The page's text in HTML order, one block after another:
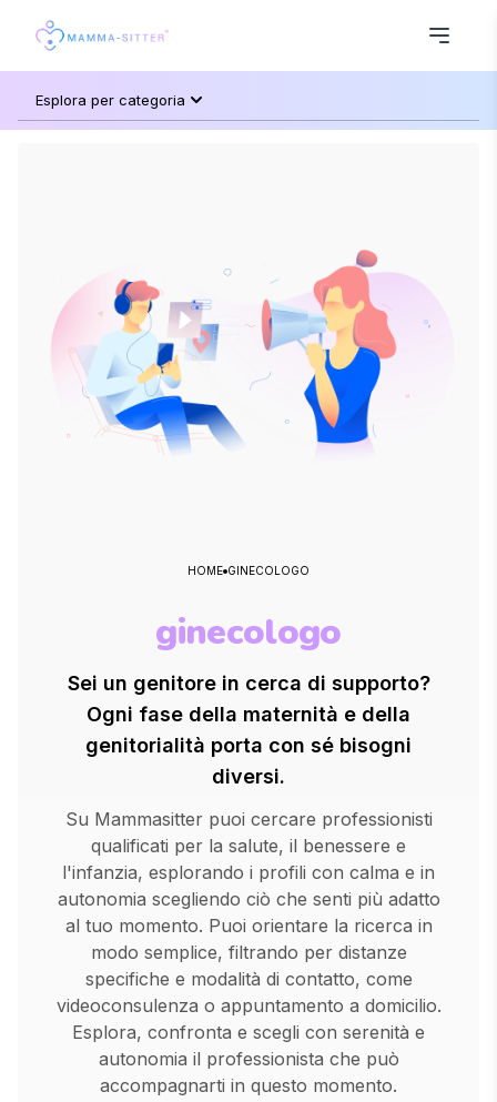
Esplora per categoria
HOME GINECOLOGO
ginecologo
Sei un genitore in cerca di supporto?
Ogni fase della maternità e della
genitorialità porta con sé bisogni
diversi.
Su Mammasitter puoi cercare professionisti
qualificati per la salute, il benessere e
l'infanzia, esplorando i profili con calma e in
autonomia scegliendo ciò che senti più adatto
al tuo momento. Puoi orientare la ricerca in
modo semplice, filtrando per distanze
specifiche e modalità di contatto, come
videoconsulenza o appuntamento a domicilio.
Esplora, confronta e scegli con serenità e
autonomia il professionista che può
accompagnarti in questo momento.